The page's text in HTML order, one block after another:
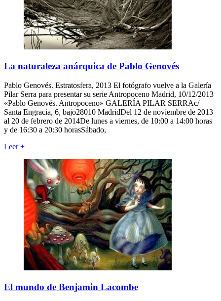
La naturaleza anárquica de Pablo Genovés
Pablo Genovés. Estratosfera, 2013 El fotógrafo vuelve a la Galería
Pilar Serra para presentar su serie Antropoceno Madrid, 10/12/2013
«Pablo Genovés. Antropoceno» GALERÍA PILAR SERRAc/
Santa Engracia, 6, bajo28010 MadridDel 12 de noviembre de 2013
al 20 de febrero de 2014De lunes a viernes, de 10:00 a 14:00 horas
y de 16:30 a 20:30 horasSábado,
Leer+
El mundo de Benjamin Lacombe